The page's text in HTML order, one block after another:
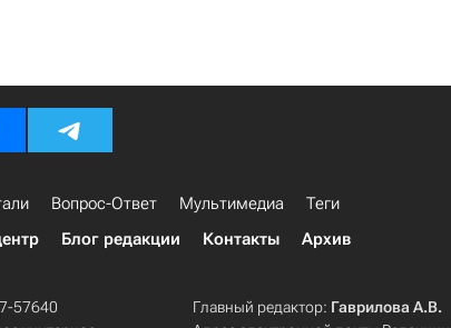
Вопрос-Ответ Мультимедиа
Теги
Блог редакции Контакты Архив
57640
Главный редактор: Гаврилова А.В.